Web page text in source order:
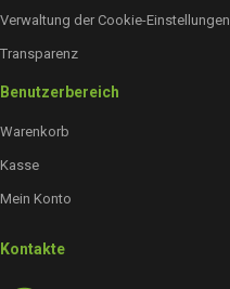
Verwaltung der Cookie-Einstellungen
Transparenz
Benutzerbereich
Warenkorb
Kasse
Mein Konto
Kontakte